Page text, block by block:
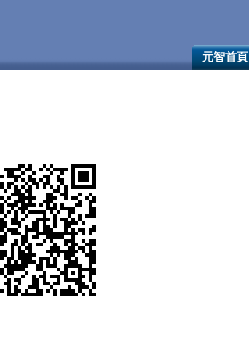
元智首頁